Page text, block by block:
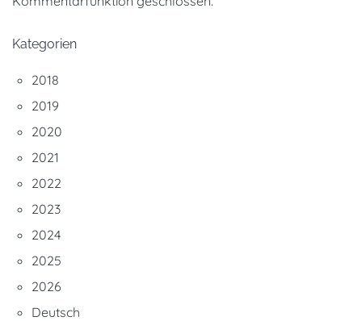
Kategorien
2018
2019
2020
2021
2022
2023
2024
2025
2026
Deutsch